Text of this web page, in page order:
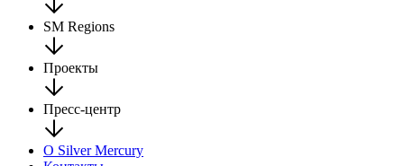
SM Regions
Проекты
Пресс-центр
О Silver Mercury